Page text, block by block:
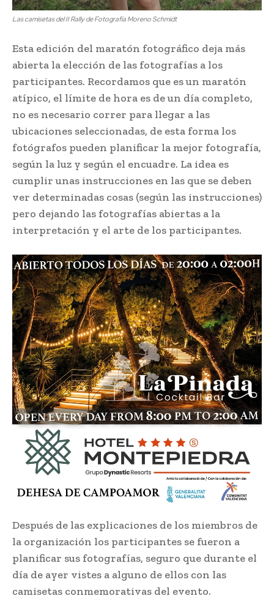
Las camisetas del II Rally de Fotografía Moreno Schmidt
Esta edición del maratón fotográfico deja más
abierta la elección de las fotografías a los
participantes. Recordamos que es un maratón
atípico, el límite de hora es de un día completo,
no es necesario correr para llegar a las
ubicaciones seleccionadas, de esta forma los
fotógrafos pueden planificar la mejor fotografía,
según la luz y según el encuadre. La idea es
cumplir unas instrucciones en las que se deben
ver determinadas cosas (según las instrucciones)
pero dejando las fotografías abiertas a la
interpretación y el arte de los participantes.
Después de las explicaciones de los miembros de
la organización los participantes se fueron a
planificar sus fotografías, seguro que durante el
día de ayer vistes a alguno de ellos con las
camisetas conmemorativas del evento.